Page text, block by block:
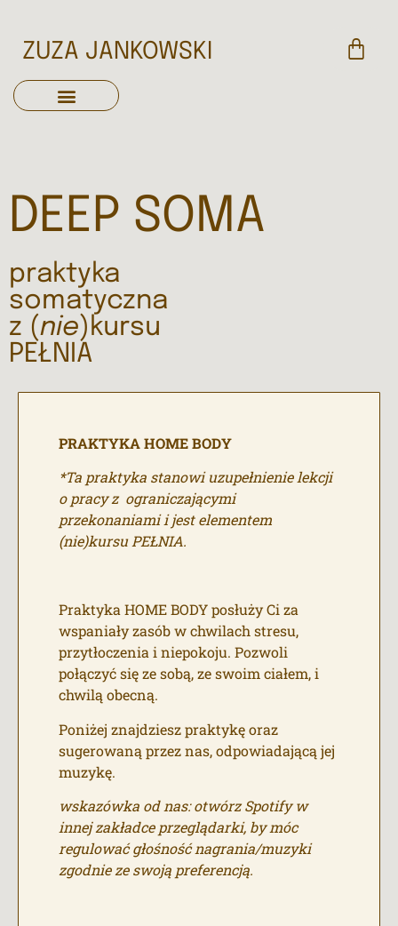
ZUZA JANKOWSKI
DEEP SOMA
praktyka
somatyczna
z (nie)kursu
PEŁNIA
PRAKTYKA HOME BODY
*Ta praktyka stanowi uzupełnienie lekcji
o pracy z ograniczającymi
przekonaniami i jest elementem
(nie)kursu PEŁNIA.
Praktyka HOME BODY posłuży Ci za
wspaniały zasób w chwilach stresu,
przytłoczenia i niepokoju. Pozwoli
połączyć się ze sobą, ze swoim ciałem, i
chwilą obecną.
Poniżej znajdziesz praktykę oraz
sugerowaną przez nas, odpowiadającą jej
muzykę.
wskazówka od nas: otwórz Spotify w
innej zakładce przeglądarki, by móc
regulować głośność nagrania/muzyki
zgodnie ze swoją preferencją.